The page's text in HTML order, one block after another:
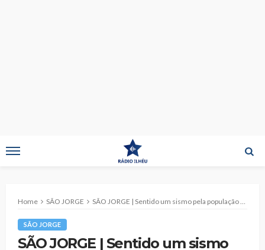
Home SÃO JORGE SÃO JORGE | Sentido um sismo pela população nas últimas horas.
SÃO JORGE
SÃO JORGE | Sentido um sismo